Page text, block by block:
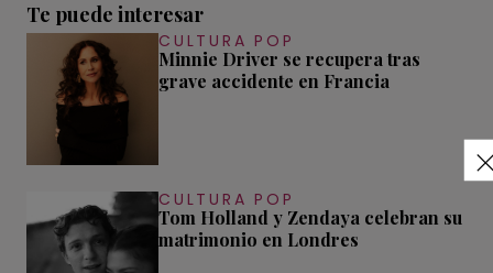
Te puede interesar
CULTURA POP
Minnie Driver se recupera tras
grave accidente en Francia
CULTURA POP
Tom Holland y Zendaya celebran su
matrimonio en Londres